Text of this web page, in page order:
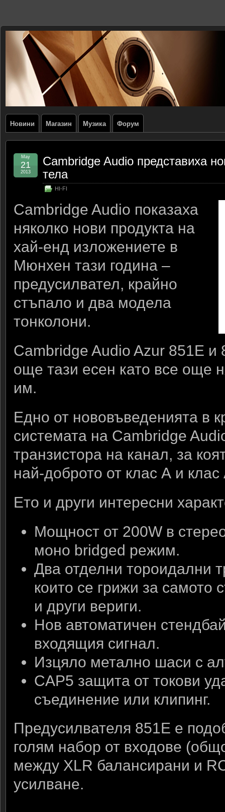
Новини Магазин Музика Форум
Cambridge Audio представиха
тела
HI-FI
May
21
2013
Cambridge Audio показаха
няколко нови продукта на
хай-енд изложениете в
Мюнхен тази година –
предусилвател, крайно
стъпало и два модела
тонколони.
Cambridge Audio Azur 851E
още тази есен като все още
им.
Едно от нововъведенията в
системата на Cambridge
транзистора на канал, за
най-доброто от клас А и
Ето и други интересни
Мощност от 200W в
моно bridged режим.
Два отделни тороидални
които се грижи за самото
и други вериги.
Нов автоматичен
входящия сигнал.
Изцяло метално шаси с
CAP5 защита от токови
съединение или клипинг.
Предусилвателя 851E е
голям набор от входове
между XLR балансирани и
усилване.